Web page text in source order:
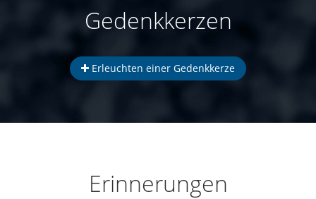
Gedenkkerzen
Erleuchten einer Gedenkkerze
Erinnerungen